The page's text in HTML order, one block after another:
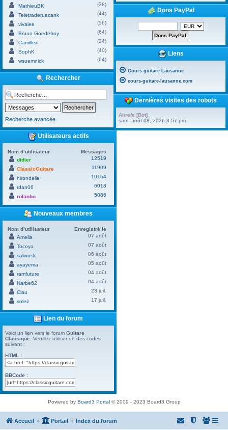
MathieuBK
(38)
Teletraderuacank
(44)
vivalee
(56)
Bruno Goedefroy
(64)
Camillex
(24)
SophK
(40)
wsuemnick
(64)
Rechercher
Recherche avancée
Utilisateurs actifs
Nom d’utilisateur
Messages
didier
12519
ClassicGuitare
11909
hirondelle
10164
rdan06
6018
rolanbo
5086
Nouveaux membres
Nom d’utilisateur
Enregistré le
Amelia
07 août
Tocoya
07 août
salinosk
06 août
ayayema
05 août
ramfuture
04 août
Narbe62
04 août
Clau
23 juil.
soleil
17 juil.
Lien du forum
Voici un lien vers le forum Guitare
Classique . Veuillez utiliser un des codes
suivant :
HTML :
BBCode :
Dons PayPal
Liens
Cours guitare Lausanne
cours-guitare-lausanne.com
Dernières visites des robots
Ahrefs [Bot]
sam. août 08, 2026 3:57 pm
Powered by Board3 Portal© 2009 - 2023 Board3 Group
Accueil Portail Index du forum